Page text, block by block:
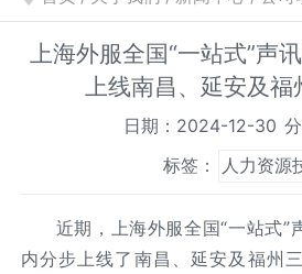
上海外服全国“一站式”声
上线南昌、延安及福
日期：2024-12-30
标签：
人力资源
近期，上海外服全国“一站式”
内分步上线了南昌、延安及福州